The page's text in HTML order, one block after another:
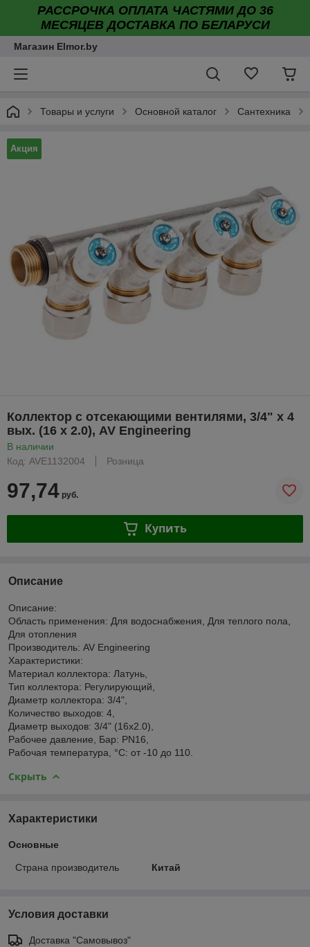
РАССРОЧКА ОПЛАТА ЧАСТЯМИ ДО 36
МЕСЯЦЕВ ДОСТАВКА ПО БЕЛАРУСИ
Магазин Elmor.by
Товары и услуги Основной каталог Сантехника
Акция
Коллектор с отсекающими вентилями, 3/4" х 4
вых. (16 х 2.0), AV Engineering
В наличии
Код: AVE1132004
Розница
97,74 руб.
Купить
Описание
Описание:
Область применения: Для водоснабжения, Для теплого пола,
Для отопления
Производитель: AV Engineering
Характеристики:
Материал коллектора: Латунь,
Тип коллектора: Регулирующий,
Диаметр коллектора: 3/4",
Количество выходов: 4,
Диаметр выходов: 3/4" (16х2.0),
Рабочее давление, Бар: PN16,
Рабочая температура, °C: от -10 до 110.
Скрыть
Характеристики
Основные
Страна производитель Китай
Условия доставки
Доставка "Самовывоз"